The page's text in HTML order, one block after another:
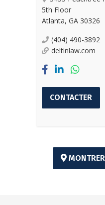
5th Floor
Atlanta, GA 30326
(404) 490-3892
deltinlaw.com
CONTACTER
MONTRER